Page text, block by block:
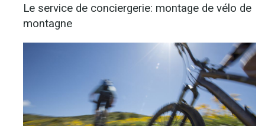
Le service de conciergerie: montage de vélo de
montagne